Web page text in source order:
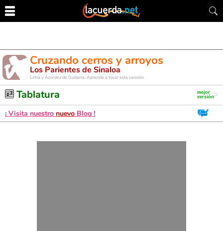
Cruzando cerros y arroyos
Los Parientes de Sinaloa
Letra y Acordes de Guitarra. Aprende a tocar esta canción
Tablatura
¡ Visita nuestro nuevo Blog !